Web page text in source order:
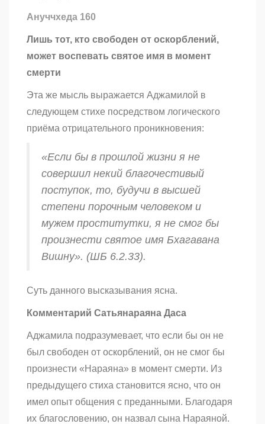
Ануччхеда 160
Лишь тот, кто свободен от оскорблений,
может воспевать святое имя в момент
смерти
Эта же мысль выражается Аджамилой в
следующем стихе посредством логического
приёма отрицательного проникновения:
«Если бы в прошлой жизни я не
совершил некий благочестивый
поступок, то, будучи в высшей
степени порочным человеком и
мужем проститутки, я не смог бы
произнести святое имя Бхагавана
Вишну». (ШБ 6.2.33).
Суть данного высказывания ясна.
Комментарий Сатьянараяна Даса
Аджамила подразумевает, что если бы он не
был свободен от оскорблений, он не смог бы
произнести «Нараяна» в момент смерти. Из
предыдущего стиха становится ясно, что он
имел опыт общения с преданными. Благодаря
их благословению, он назвал сына Нараяной.